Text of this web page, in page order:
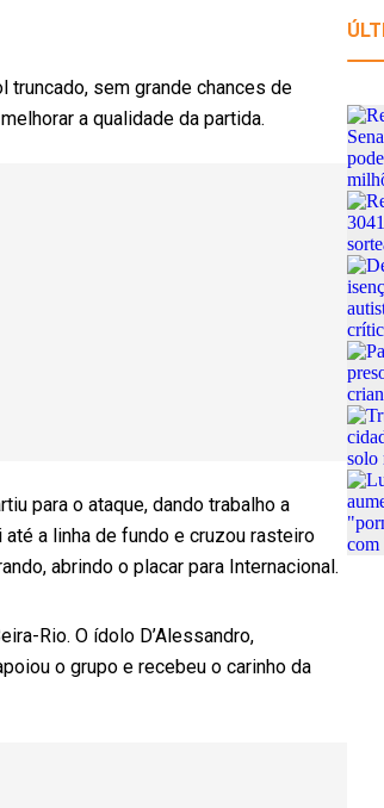
sem grande chances de
a qualidade da partida.
para o ataque, dando trabalho a
a linha de fundo e cruzou rasteiro
abrindo o placar para Internacional.
Rio. O ídolo D’Alessandro,
o grupo e recebeu o carinho da